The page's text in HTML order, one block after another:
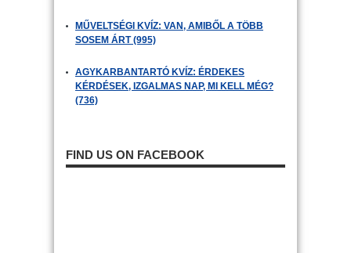
MŰVELTSÉGI KVÍZ: VAN, AMIBŐL A TÖBB
SOSEM ÁRT (995)
AGYKARBANTARTÓ KVÍZ: ÉRDEKES
KÉRDÉSEK, IZGALMAS NAP, MI KELL MÉG?
(736)
FIND US ON FACEBOOK